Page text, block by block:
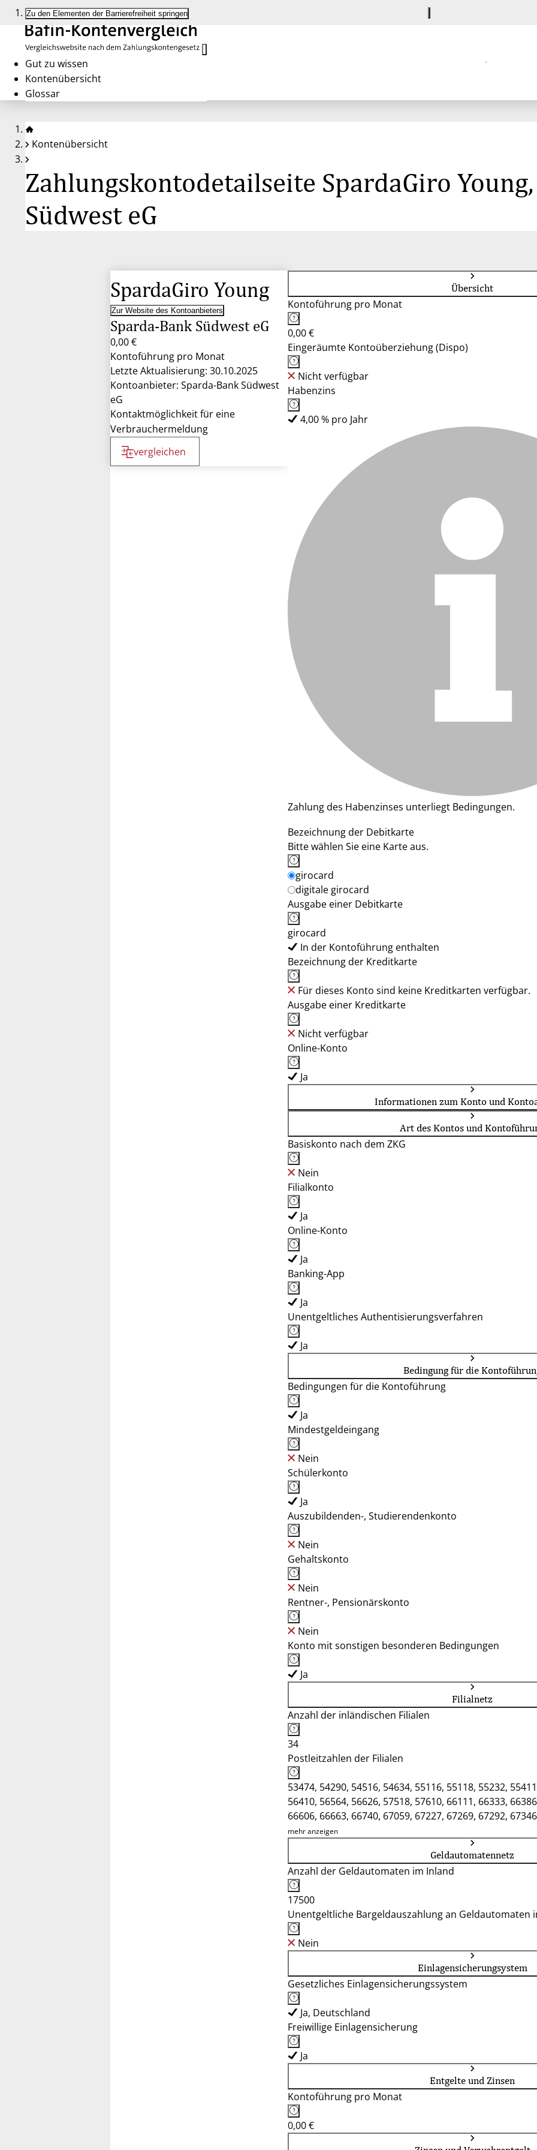
Zu den Elementen der Barrierefreiheit springen
Gut zu wissen
Kontenübersicht
Glossar
Kontenübersicht
Zahlungskontodetailseite SpardaGiro
Südwest eG
SpardaGiro Young
Zur Website des Kontoanbieters
Sparda-Bank Südwest eG
0,00 €
Kontoführung pro Monat
Letzte Aktualisierung: 30.10.2025
Kontoanbieter: Sparda-Bank Südwest
eG
Kontaktmöglichkeit für eine
Verbrauchermeldung
vergleichen
Übersicht
Kontoführung pro Monat
0,00 €
Eingeräumte Kontoüberziehung (Dispo)
Nicht verfügbar
Habenzins
4,00 % pro Jahr
Zahlung des Habenzinses unterliegt Bedingungen.
Bezeichnung der Debitkarte
Bitte wählen Sie eine Karte aus.
girocard
digitale girocard
Ausgabe einer Debitkarte
girocard
In der Kontoführung enthalten
Bezeichnung der Kreditkarte
Für dieses Konto sind keine Kreditkarten verfügbar.
Ausgabe einer Kreditkarte
Nicht verfügbar
Online-Konto
Ja
Informationen zum Konto und
Art des Kontos und
Basiskonto nach dem ZKG
Nein
Filialkonto
Ja
Online-Konto
Ja
Banking-App
Ja
Unentgeltliches Authentisierungsverfahren
Ja
Bedingung für die
Bedingungen für die Kontoführung
Ja
Mindestgeldeingang
Nein
Schülerkonto
Ja
Auszubildenden-, Studierendenkonto
Nein
Gehaltskonto
Nein
Rentner-, Pensionärskonto
Nein
Konto mit sonstigen besonderen Bedingungen
Ja
Filialnetz
Anzahl der inländischen Filialen
34
Postleitzahlen der Filialen
53474, 54290, 54516, 54634, 55116, 55118, 55232,
56410, 56564, 56626, 57518, 57610, 66111, 66333,
66606, 66663, 66740, 67059, 67227, 67269, 67292,
76829
mehr anzeigen
Geldautomatennetz
Anzahl der Geldautomaten im Inland
17500
Unentgeltliche Bargeldauszahlung an Geldautomaten
Nein
Einlagensicherungsystem
Gesetzliches Einlagensicherungssystem
Ja, Deutschland
Freiwillige Einlagensicherung
Ja
Entgelte und Zinsen
Kontoführung pro Monat
0,00 €